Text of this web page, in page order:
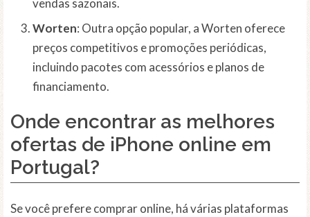
Worten: Outra opção popular, a Worten oferece
preços competitivos e promoções periódicas,
incluindo pacotes com acessórios e planos de
financiamento.
Onde encontrar as melhores
ofertas de iPhone online em
Portugal?
Se você prefere comprar online, há várias plataformas